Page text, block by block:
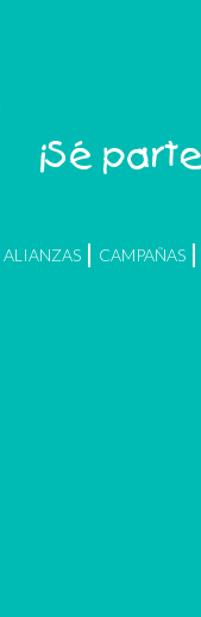
¡Sé
ALIANZAS CAMPAÑAS